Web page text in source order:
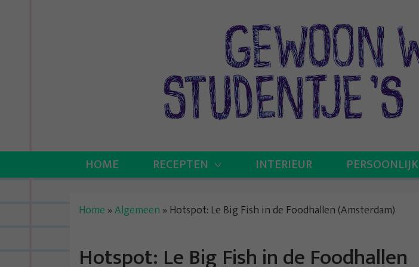
HOME RECEPTEN INTERIEUR PERSOONLIJK
Home »Algemeen » Hotspot: Le Big Fish in de Foodhallen (Amsterdam)
Hotspot: Le Big Fish in de Foodhallen